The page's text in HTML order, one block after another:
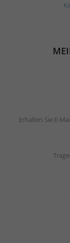
Erhalten Sie E-